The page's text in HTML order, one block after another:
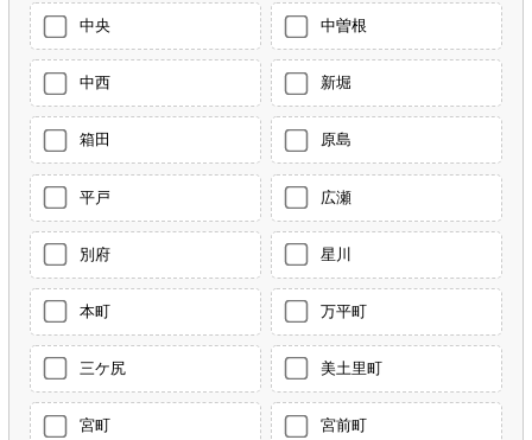
中央 中曽根
中西 新堀
箱田 原島
平戸 広瀬
別府 星川
本町 万平町
三ケ尻 美土里町
宮町 宮前町